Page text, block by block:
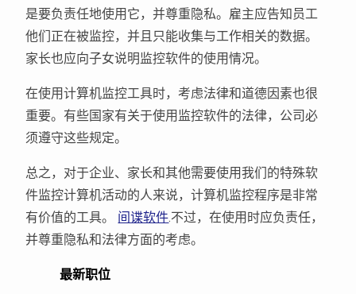
是要负责任地使用它，并尊重隐私。雇主应告知员工
他们正在被监控，并且只能收集与工作相关的数据。
家长也应向子女说明监控软件的使用情况。
在使用计算机监控工具时，考虑法律和道德因素也很
重要。有些国家有关于使用监控软件的法律，公司必
须遵守这些规定。
总之，对于企业、家长和其他需要使用我们的特殊软
件监控计算机活动的人来说，计算机监控程序是非常
有价值的工具。 间谍软件.不过，在使用时应负责任，
并尊重隐私和法律方面的考虑。
最新职位